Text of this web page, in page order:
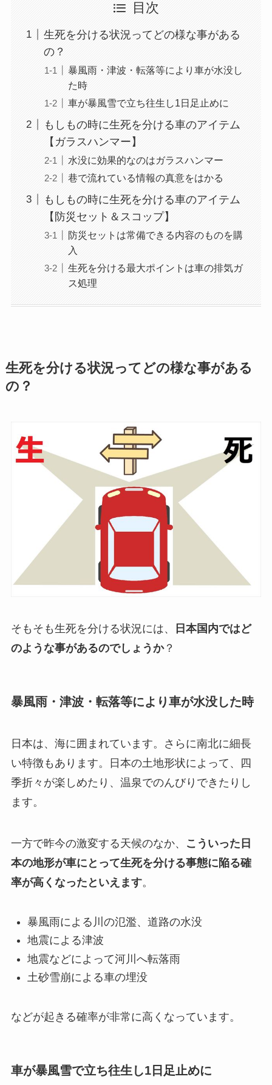
目次
生死を分ける状況ってどの様な事がある
の？
暴風雨・津波・転落等により車が水没し
た時
車が暴風雪で立ち往生し1日足止めに
もしもの時に生死を分ける車のアイテム
【ガラスハンマー】
水没に効果的なのはガラスハンマー
巷で流れている情報の真意をはかる
もしもの時に生死を分ける車のアイテム
【防災セット＆スコップ】
防災セットは常備できる内容のものを購
入
生死を分ける最大ポイントは車の排気ガ
ス処理
生死を分ける状況ってどの様な事がある
の？
そもそも生死を分ける状況には、
日本国内ではど
のような事があるのでしょうか？
暴風雨・津波・転落等により車が水没した時
日本は、海に囲まれています。さらに南北に細長
い特徴もあります。日本の土地形状によって、四
季折々が楽しめたり、温泉でのんびりできたりし
ます。
一方で昨今の激変する天候のなか、
こういった日
本の地形が車にとって生死を分ける事態に陥る確
率が高くなったといえます。
暴風雨による川の氾濫、道路の水没
地震による津波
地震などによって河川へ転落雨
土砂雪崩による車の埋没
などが起きる確率が非常に高くなっています。
車が暴風雪で立ち往生し1日足止めに